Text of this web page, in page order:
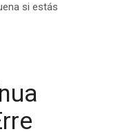
si estás